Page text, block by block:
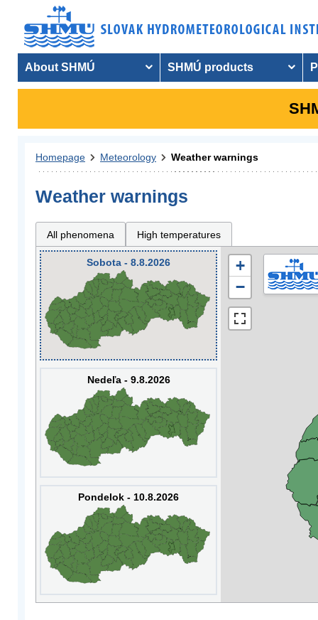
About SHMÚ SHMÚ products
Homepage Meteorology Weather warnings
Weather warnings
All phenomena High temperatures
Sobota - 8.8.2026
Nedeľa - 9.8.2026
Pondelok - 10.8.2026
+
−